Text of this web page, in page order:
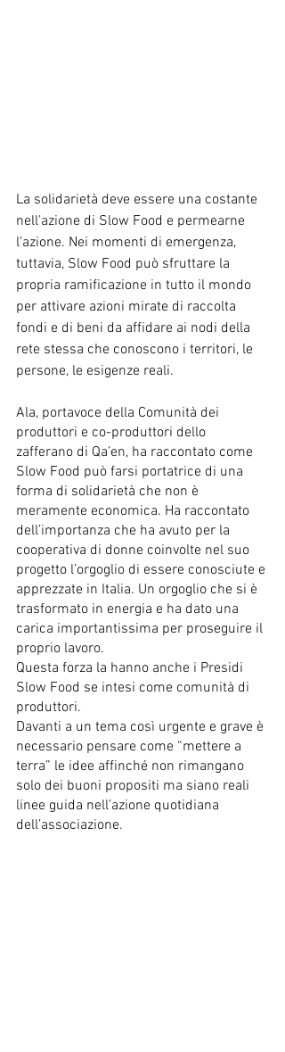
La solidarietà deve essere una costante
nell’azione di Slow Food e permearne
l’azione. Nei momenti di emergenza,
tuttavia, Slow Food può sfruttare la
propria ramificazione in tutto il mondo
per attivare azioni mirate di raccolta
fondi e di beni da affidare ai nodi della
rete stessa che conoscono i territori, le
persone, le esigenze reali.
Ala, portavoce della Comunità dei
produttori e co-produttori dello
zafferano di Qa’en, ha raccontato come
Slow Food può farsi portatrice di una
forma di solidarietà che non è
meramente economica. Ha raccontato
dell’importanza che ha avuto per la
cooperativa di donne coinvolte nel suo
progetto l’orgoglio di essere conosciute e
apprezzate in Italia. Un orgoglio che si è
trasformato in energia e ha dato una
carica importantissima per proseguire il
proprio lavoro.
Questa forza la hanno anche i Presidi
Slow Food se intesi come comunità di
produttori.
Davanti a un tema così urgente e grave è
necessario pensare come “mettere a
terra” le idee affinché non rimangano
solo dei buoni propositi ma siano reali
linee guida nell’azione quotidiana
dell’associazione.